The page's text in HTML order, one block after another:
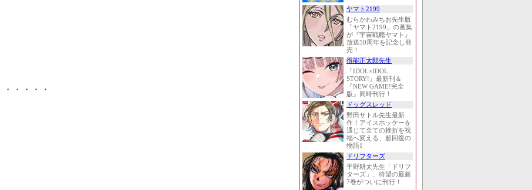
・・・・
ヤマト2199
むらかわみちお先生版
「ヤマト2199」の画集
が『宇宙戦艦ヤマト』
放送50周年を記念し発
売！
得能正太郎先生
『IDOL×IDOL
STORY!』最新刊＆
『NEW GAME!完全
版』同時刊行！
ドッグスレッド
野田サトル先生最新
作！アイスホッケーを
通じて全ての挫折を祝
福へ変える、超回復の
物語1
ドリフターズ
平野耕太先生「ドリフ
ターズ」、待望の最新
7巻がついに刊行！